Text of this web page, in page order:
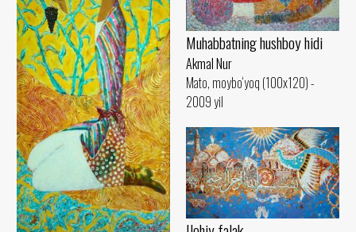
Muhabbatning hushboy hidi
Akmal Nur
Mato, moybo‘yoq (100x120) -
2009 yil